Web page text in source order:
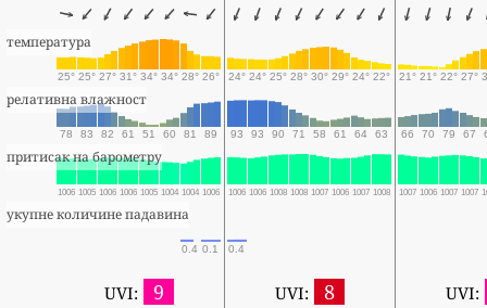
температура
25° 25° 27° 31° 34° 34° 28° 26° 24° 24° 25° 28° 30° 29° 24° 22° 21° 21° 22° 27°
релативна влажност
78 83 82 61 51 60 81 89 93 93 90 71 58 61 64 63 66 70 79 67
притисак на барометру
1006 1005 1006 1006 1005 1004 1004 1006 1006 1006 1008 1008 1007 1006 1007 1008 1007 1006 1007 1007
укупне количине падавина
0.4 0.1 0.4
UVI: 9 UVI: 8 UVI: